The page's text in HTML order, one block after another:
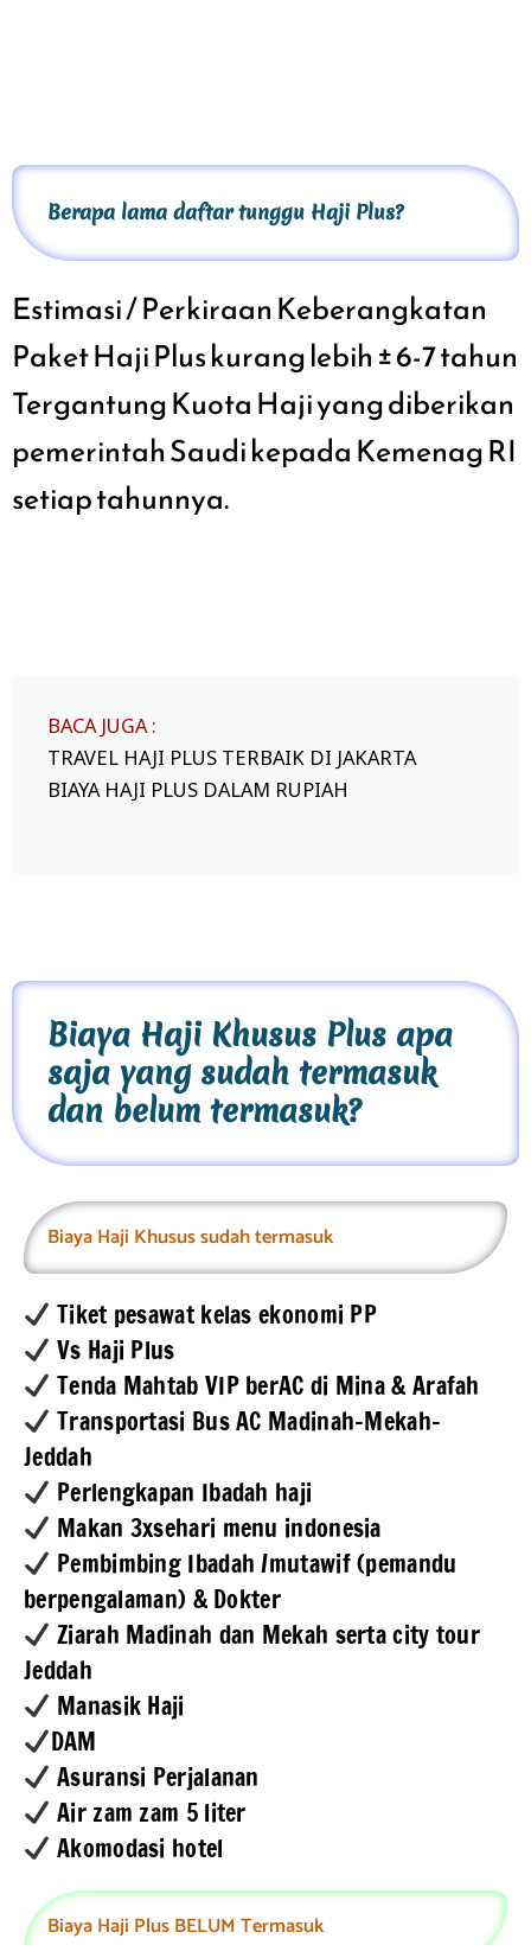
Berapa lama daftar tunggu Haji Plus?
Estimasi / Perkiraan Keberangkatan
Paket Haji Pluskurang lebih ± 6-7 tahun
Tergantung Kuota Haji yang diberikan
pemerintah Saudi kepadaKemenagRI
setiap tahunnya.
BACA JUGA :
TRAVEL HAJI PLUS TERBAIK DI JAKARTA
BIAYA HAJI PLUS DALAM RUPIAH
Biaya Haji Khusus Plus apa
saja yang sudah termasuk
dan belum termasuk?
Biaya Haji Khusus sudah termasuk
Tiket pesawat kelas ekonomi PP
Vs Haji Plus
Tenda Mahtab VIP berAC di Mina & Arafah
Transportasi Bus AC Madinah-Mekah-
Jeddah
Perlengkapan Ibadah haji
Makan 3xsehari menu indonesia
Pembimbing Ibadah /mutawif (pemandu
berpengalaman) & Dokter
Ziarah Madinah dan Mekah serta city tour
Jeddah
Manasik Haji
DAM
Asuransi Perjalanan
Air zam zam 5 liter
Akomodasi hotel
Biaya Haji Plus BELUM Termasuk